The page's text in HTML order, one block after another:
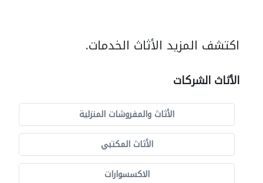
اكتشف المزيد الأثاث الخدمات.
الأثاث الشركات
الأثاث والمفروشات المنزلية
الأثاث المكتبي
الاكسسوارات